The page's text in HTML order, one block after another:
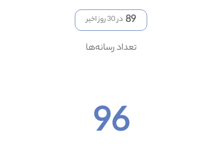
89 در 30 روز اخیر
تعداد رسانه‌ها
96